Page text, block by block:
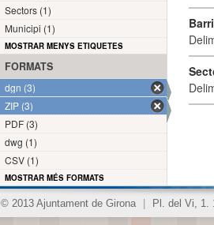
Sectors (1)
Municipi (1)
MOSTRAR MENYS ETIQUETES
FORMATS
dgn (3)
ZIP (3)
PDF (3)
dwg (1)
CSV (1)
MOSTRAR MÉS FORMATS
© 2013 Ajuntament de Girona Pl. del Vi, 1.